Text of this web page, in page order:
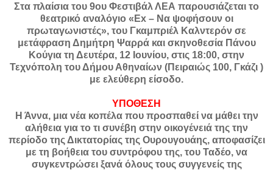
Στα πλαίσια του 9ου Φεστιβάλ ΛΕΑ παρουσιάζεται το
θεατρικό αναλόγιο «Ex – Να ψοφήσουν οι
πρωταγωνιστές», του Γκαμπριέλ Καλντερόν σε
μετάφραση Δημήτρη Ψαρρά και σκηνοθεσία Πάνου
Κούγια τη Δευτέρα, 12 Ιουνίου, στις 18:00, στην
Τεχνόπολη του Δήμου Αθηναίων (Πειραιώς 100, Γκάζι )
με ελεύθερη είσοδο.
ΥΠΟΘΕΣΗ
Η Άννα, μια νέα κοπέλα που προσπαθεί να μάθει την
αλήθεια για το τι συνέβη στην οικογένειά της την
περίοδο της Δικτατορίας της Ουρουγουάης, αποφασίζει
με τη βοήθεια του συντρόφου της, του Ταδέο, να
συγκεντρώσει ξανά όλους τους συγγενείς της